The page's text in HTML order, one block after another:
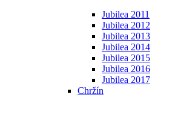
Jubilea 2011
Jubilea 2012
Jubilea 2013
Jubilea 2014
Jubilea 2015
Jubilea 2016
Jubilea 2017
Chržín